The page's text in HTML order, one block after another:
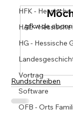
HFK -
HAL -
HG - Hessische
Vortrag
Software
OFB - Orts
gfkw.de
Rundschreiben